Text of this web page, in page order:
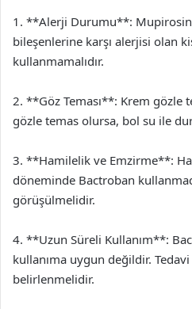
1. **Alerji Durumu**:
bileşenlerine karşı alerjisi olan
kullanmamalıdır.
2. **Göz Teması**: Krem gözle
gözle temas olursa, bol su ile
3. **Hamilelik ve Emzirme**:
döneminde Bactroban
görüşülmelidir.
4. **Uzun Süreli Kullanım**:
kullanıma uygun değildir.
belirlenmelidir.